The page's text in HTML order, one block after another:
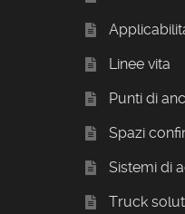
Linee vita
Punti di
Spazi
Sistemi di
Truck